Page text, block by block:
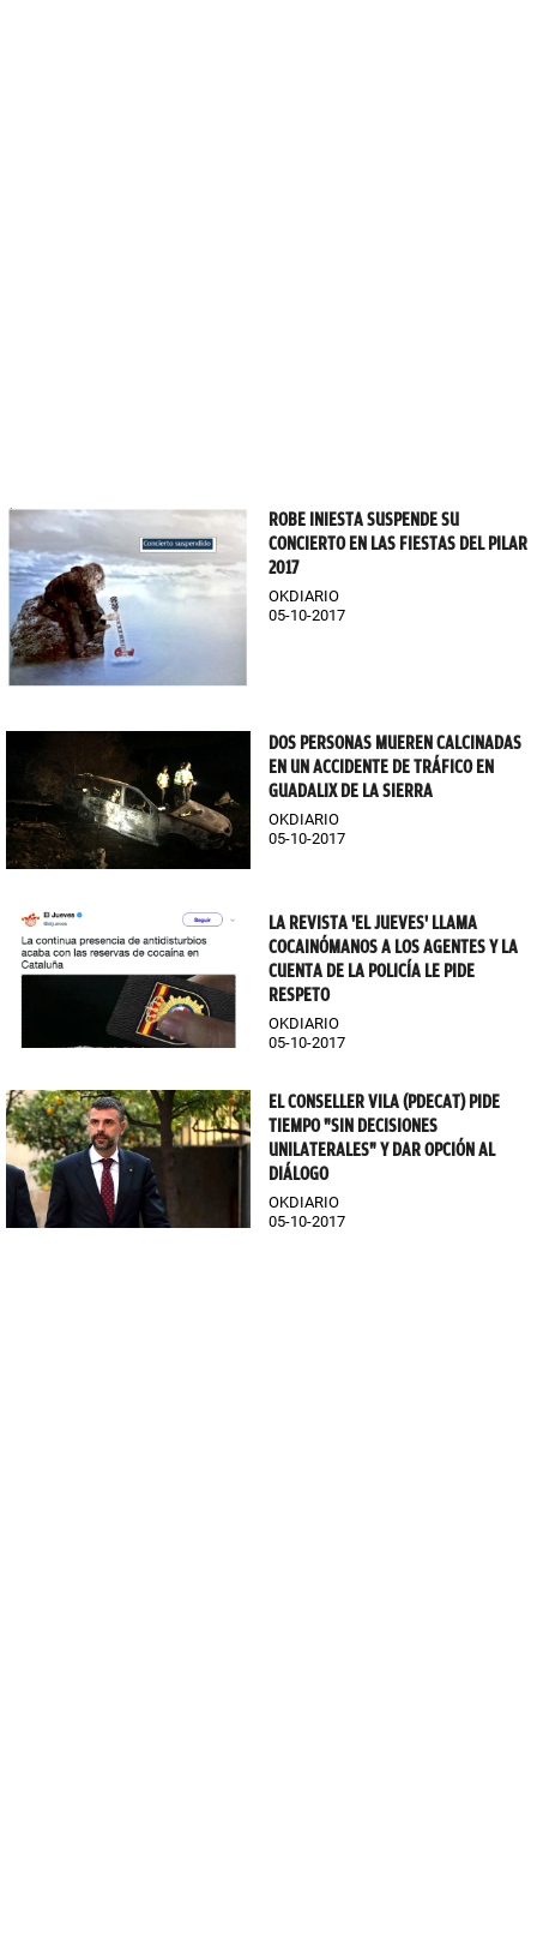
ROBE INIESTA SUSPENDE SU
CONCIERTO EN LAS FIESTAS DEL PILAR
2017
OKDIARIO
05-10-2017
DOS PERSONAS MUEREN CALCINADAS
EN UN ACCIDENTE DE TRÁFICO EN
GUADALIX DE LA SIERRA
OKDIARIO
05-10-2017
LA REVISTA 'EL JUEVES' LLAMA
COCAINÓMANOS A LOS AGENTES Y LA
CUENTA DE LA POLICÍA LE PIDE
RESPETO
OKDIARIO
05-10-2017
EL CONSELLER VILA (PDECAT) PIDE
TIEMPO "SIN DECISIONES
UNILATERALES" Y DAR OPCIÓN AL
DIÁLOGO
OKDIARIO
05-10-2017